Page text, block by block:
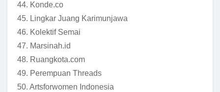
44. Konde.co
45. Lingkar Juang Karimunjawa
46. Kolektif Semai
47. Marsinah.id
48. Ruangkota.com
49. Perempuan Threads
50. Artsforwomen Indonesia